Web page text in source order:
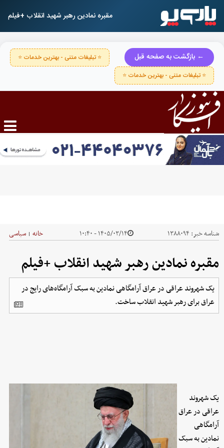
مقبره نمادین رهبر شهید انقلاب +فیلم
← بازگشت به صفحه قبل
⭐ تبلیغات متنی - بهترین خدمات ⭐
⭐ تبلیغات متنی - بهترین خدمات ⭐